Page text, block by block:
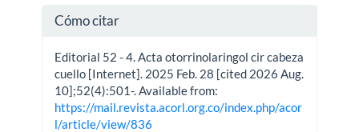
Cómo citar
Editorial 52 - 4. Acta otorrinolaringol cir cabeza
cuello [Internet]. 2025 Feb. 28 [cited 2026 Aug.
10];52(4):501-. Available from:
https://mail.revista.acorl.org.co/index.php/acor
l/article/view/836